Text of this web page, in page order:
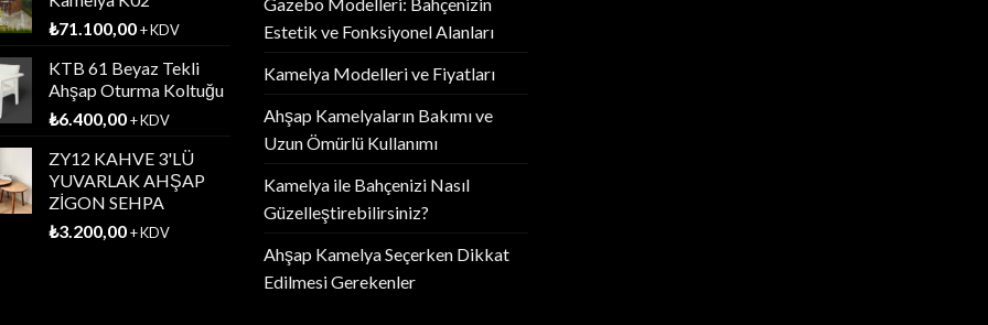
₺71.100,00+ KDV
KTB 61 Beyaz Tekli
Ahşap Oturma Koltuğu
₺6.400,00+ KDV
ZY12 KAHVE 3'LÜ
YUVARLAK AHŞAP
ZİGON SEHPA
₺3.200,00+ KDV
Estetik ve Fonksiyonel Alanları
Kamelya Modelleri ve Fiyatları
Ahşap Kamelyaların Bakımı ve
Uzun Ömürlü Kullanımı
Kamelya ile Bahçenizi Nasıl
Güzelleştirebilirsiniz?
Ahşap Kamelya Seçerken Dikkat
Edilmesi Gerekenler